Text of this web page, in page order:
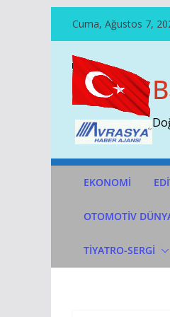
Cuma, Ağustos 7,
EKONOMİ
OTOMOTIV
TİYATRO-SERGİ